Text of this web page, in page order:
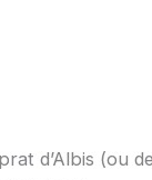
d’Albis (ou